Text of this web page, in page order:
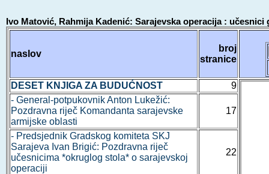
Ivo Matović, Rahmija Kadenić: Sarajevska operacija : učesnici
naslov
broj
stranice
DESET KNJIGA ZA BUDUĆNOST
9
- General-potpukovnik Anton Lukežić:
Pozdravna riječ Komandanta sarajevske
armijske oblasti
17
- Predsjednik Gradskog komiteta SKJ
Sarajeva Ivan Brigić: Pozdravna riječ
učesnicima *okruglog stola* o sarajevskoj
operaciji
22